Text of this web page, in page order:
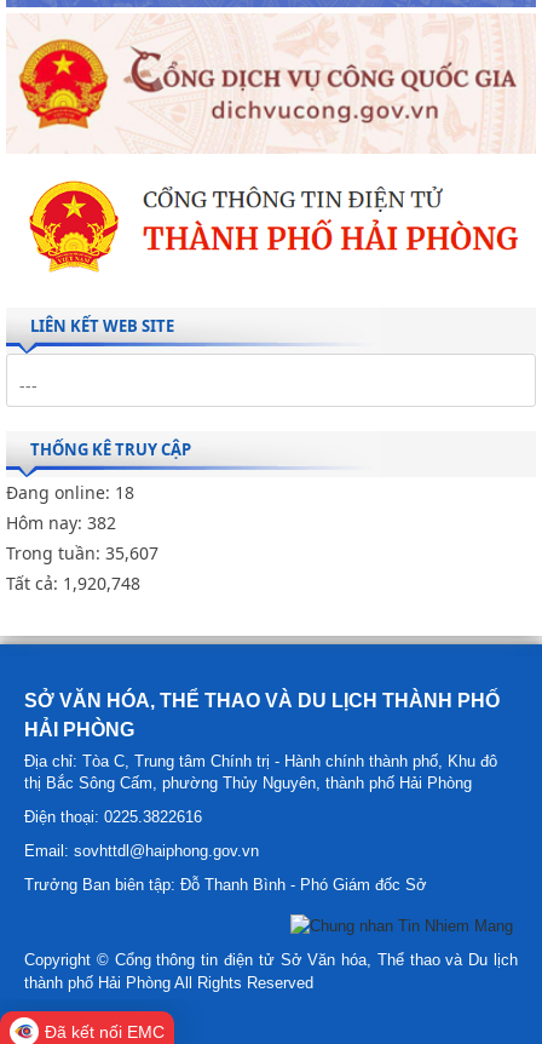
LIÊN KẾT WEB SITE
THỐNG KÊ TRUY CẬP
Đang online: 18
Hôm nay: 382
Trong tuần: 35,607
Tất cả: 1,920,748
SỞ VĂN HÓA, THỂ THAO VÀ DU LỊCH THÀNH PHỐ
HẢI PHÒNG
Địa chỉ: Tòa C, Trung tâm Chính trị - Hành chính thành phố, Khu đô
thị Bắc Sông Cấm, phường Thủy Nguyên, thành phố Hải Phòng
Điện thoại: 0225.3822616
Email: sovhttdl@haiphong.gov.vn
Trưởng Ban biên tập: Đỗ Thanh Bình - Phó Giám đốc Sở
Copyright © Cổng thông tin điện tử Sở Văn hóa, Thể thao và Du lịch
thành phố Hải Phòng All Rights Reserved
Đã kết nối EMC